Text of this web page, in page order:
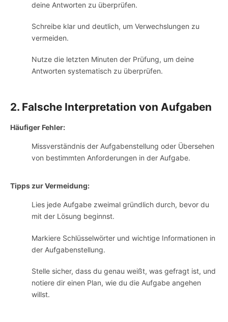
deine Antworten zu überprüfen.
Schreibe klar und deutlich, um Verwechslungen zu
vermeiden.
Nutze die letzten Minuten der Prüfung, um deine
Antworten systematisch zu überprüfen.
2. Falsche Interpretation von Aufgaben
Häufiger Fehler:
Missverständnis der Aufgabenstellung oder Übersehen
von bestimmten Anforderungen in der Aufgabe.
Tipps zur Vermeidung:
Lies jede Aufgabe zweimal gründlich durch, bevor du
mit der Lösung beginnst.
Markiere Schlüsselwörter und wichtige Informationen in
der Aufgabenstellung.
Stelle sicher, dass du genau weißt, was gefragt ist, und
notiere dir einen Plan, wie du die Aufgabe angehen
willst.